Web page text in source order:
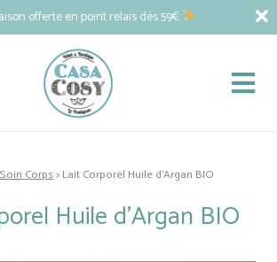
offerte en point relais dès 59€
Soin Corps> Lait Corporel Huile d’Argan BIO
Huile d’Argan BIO